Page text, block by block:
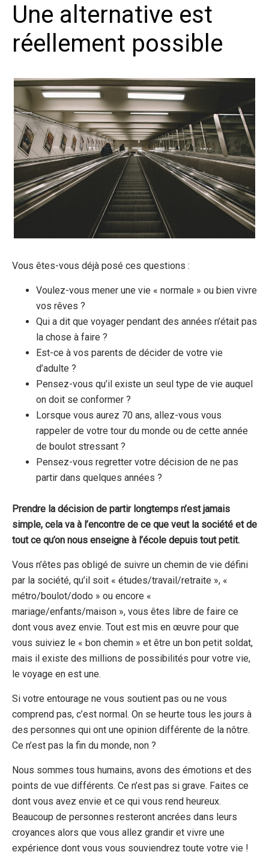
Une alternative est
réellement possible
Vous êtes-vous déjà posé ces questions :
Voulez-vous mener une vie « normale » ou bien vivre
vos rêves ?
Qui a dit que voyager pendant des années n’était pas
la chose à faire ?
Est-ce à vos parents de décider de votre vie
d’adulte ?
Pensez-vous qu’il existe un seul type de vie auquel
on doit se conformer ?
Lorsque vous aurez 70 ans, allez-vous vous
rappeler de votre tour du monde ou de cette année
de boulot stressant ?
Pensez-vous regretter votre décision de ne pas
partir dans quelques années ?
Prendre la décision de partir longtemps n’est jamais
simple, cela va à l’encontre de ce que veut la société et de
tout ce qu’on nous enseigne à l’école depuis tout petit.
Vous n’êtes pas obligé de suivre un chemin de vie défini
par la société, qu’il soit « études/travail/retraite », «
métro/boulot/dodo » ou encore «
mariage/enfants/maison », vous êtes libre de faire ce
dont vous avez envie. Tout est mis en œuvre pour que
vous suiviez le « bon chemin » et être un bon petit soldat,
mais il existe des millions de possibilités pour votre vie,
le voyage en est une.
Si votre entourage ne vous soutient pas ou ne vous
comprend pas, c’est normal. On se heurte tous les jours à
des personnes qui ont une opinion différente de la nôtre.
Ce n’est pas la fin du monde, non ?
Nous sommes tous humains, avons des émotions et des
points de vue différents. Ce n’est pas si grave. Faites ce
dont vous avez envie et ce qui vous rend heureux.
Beaucoup de personnes resteront ancrées dans leurs
croyances alors que vous allez grandir et vivre une
expérience dont vous vous souviendrez toute votre vie !